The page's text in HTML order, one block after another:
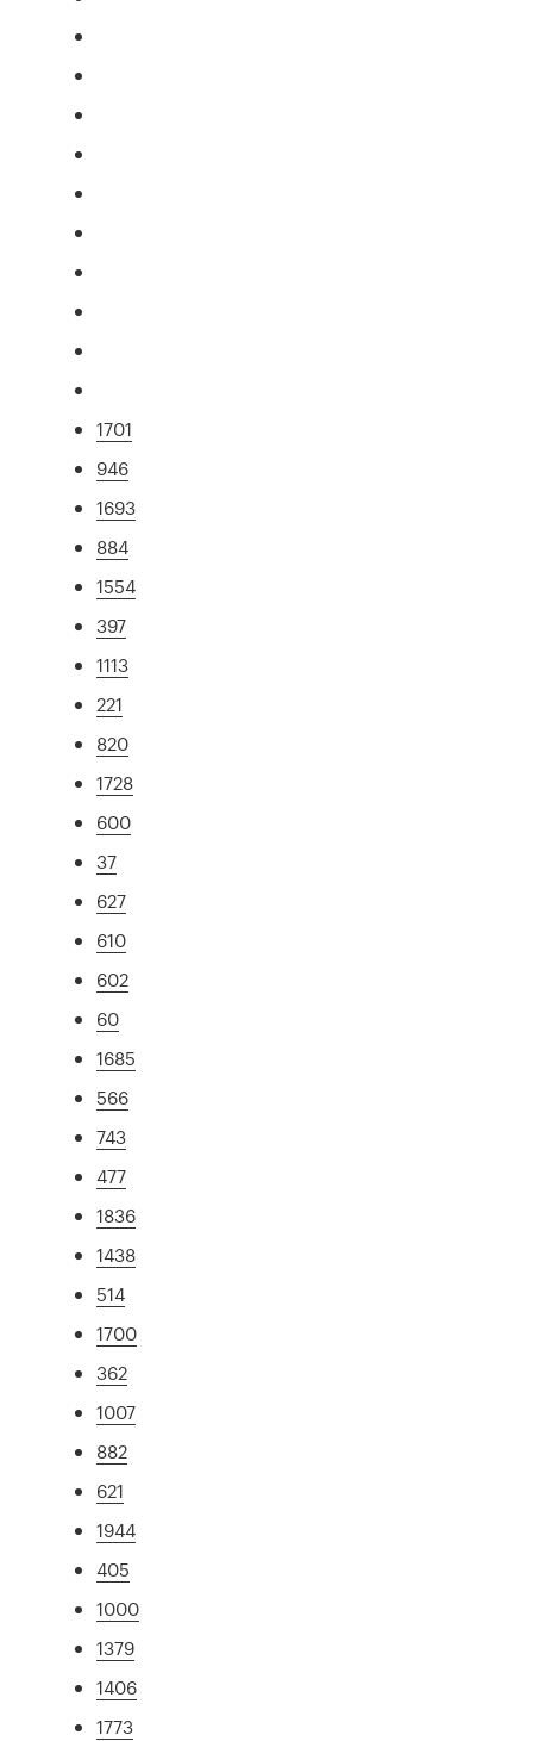
1701
946
1693
884
1554
397
1113
221
820
1728
600
37
627
610
602
60
1685
566
743
477
1836
1438
514
1700
362
1007
882
621
1944
405
1000
1379
1406
1773